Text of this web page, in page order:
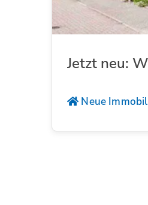
Jetzt neu:
Neue